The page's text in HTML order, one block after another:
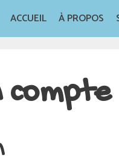
ACCUEIL À PROPOS
compte